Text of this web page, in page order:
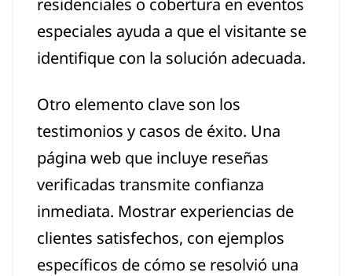
especiales ayuda a que el visitante se
identifique con la solución adecuada.
Otro elemento clave son los
testimonios y casos de éxito. Una
página web que incluye reseñas
verificadas transmite confianza
inmediata. Mostrar experiencias de
clientes satisfechos, con ejemplos
específicos de cómo se resolvió una